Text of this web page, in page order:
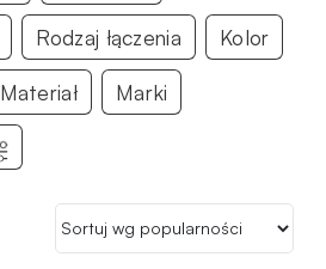
Rodzaj łączenia Kolor
Materiał Marki